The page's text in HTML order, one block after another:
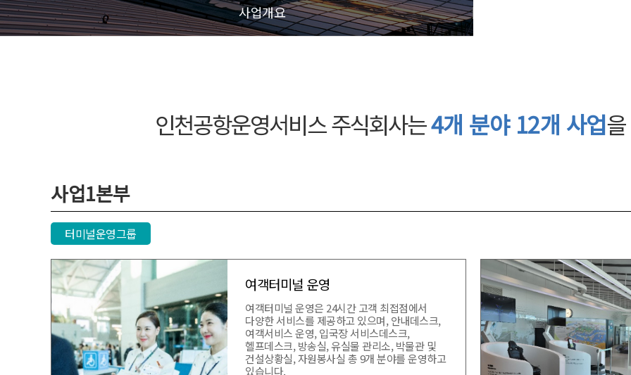
사업개요
인천공항운영서비스 주식회사는4개 분야 12개 사업
사업1본부
터미널운영그룹
여객터미널 운영
여객터미널 운영은 24시간 고객 최접점에서
다양한 서비스를 제공하고 있으며, 안내데스크,
여객서비스 운영, 입국장 서비스데스크,
헬프데스크, 방송실, 유실물 관리소, 박물관 및
건설상황실, 자원봉사실 총 9개 분야를 운영하고
있습니다.